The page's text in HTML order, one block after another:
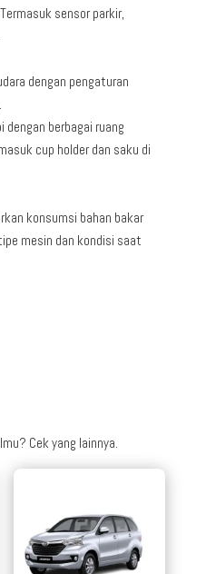
sensor parkir,
dengan pengaturan
dengan berbagai ruang
cup holder dan saku di
konsumsi bahan bakar
mesin dan kondisi saat
Cek yang lainnya.